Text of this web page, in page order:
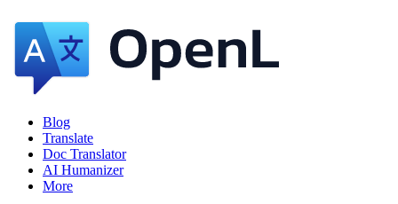
Blog
Translate
Doc Translator
AI Humanizer
More